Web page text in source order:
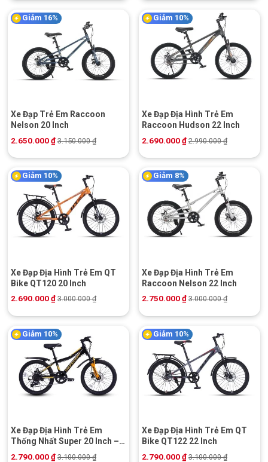
Giảm 16%
Xe Đạp Trẻ Em Raccoon
Nelson 20 Inch
2.650.000₫ 3.150.000₫
Giảm 10%
Xe Đạp Địa Hình Trẻ Em
Raccoon Hudson 22 Inch
2.690.000₫ 2.990.000₫
Giảm 10%
Xe Đạp Địa Hình Trẻ Em QT
Bike QT120 20 Inch
2.690.000₫ 3.000.000₫
Giảm 8%
Xe Đạp Địa Hình Trẻ Em
Raccoon Nelson 22 Inch
2.750.000₫ 3.000.000₫
Giảm 10%
Xe Đạp Địa Hình Trẻ Em
Thống Nhất Super 20 Inch –
Phanh Đĩa cơ
2.790.000₫ 3.100.000₫
Giảm 10%
Xe Đạp Địa Hình Trẻ Em QT
Bike QT122 22 Inch
2.790.000₫ 3.100.000₫